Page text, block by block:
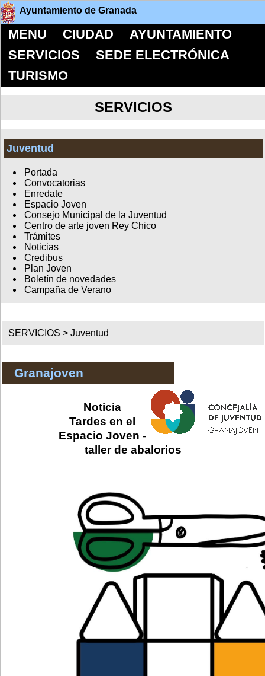
Ayuntamiento de Granada
MENU CIUDAD
AYUNTAMIENTO
SERVICIOS
SEDE ELECTRÓNICA
TURISMO
SERVICIOS
Juventud
Portada
Convocatorias
Enredate
Espacio Joven
Consejo Municipal de la Juventud
Centro de arte joven Rey Chico
Trámites
Noticias
Credibus
Plan Joven
Boletín de novedades
Campaña de Verano
SERVICIOS >Juventud
Granajoven
Noticia
Tardes en el
Espacio Joven -
taller de abalorios